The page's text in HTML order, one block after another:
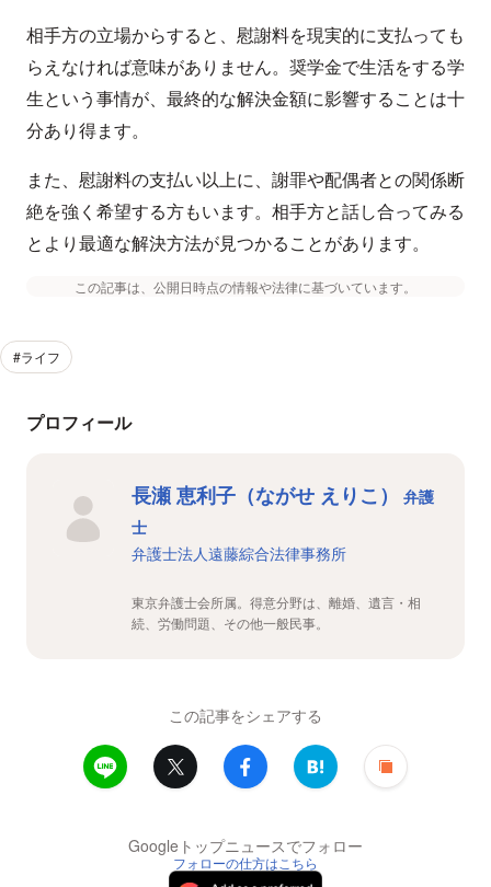
相手方の立場からすると、慰謝料を現実的に支払っても
らえなければ意味がありません。奨学金で生活をする学
生という事情が、最終的な解決金額に影響することは十
分あり得ます。
また、慰謝料の支払い以上に、謝罪や配偶者との関係断
絶を強く希望する方もいます。相手方と話し合ってみる
とより最適な解決方法が見つかることがあります。
この記事は、公開日時点の情報や法律に基づいています。
#ライフ
プロフィール
長瀬 恵利子（ながせ えりこ）
弁護
士
弁護士法人遠藤綜合法律事務所
東京弁護士会所属。得意分野は、離婚、遺言・相
続、労働問題、その他一般民事。
この記事をシェアする
Googleトップニュースでフォロー
フォローの仕方はこちら